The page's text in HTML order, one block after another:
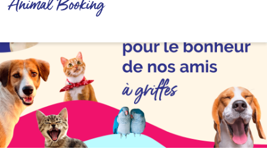
Qui sommes nous ?
Nos Services
Tarifs
Blog